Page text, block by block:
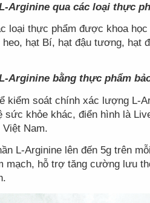
Arginine qua các loại thực
loại thực phẩm được khoa
hạt Bí, hạt đậu tương, hạt
Arginine bằng thực phẩm
kiểm soát chính xác lượng L-
sức khỏe khác, điển hình là
Việt Nam.
L-Arginine lên đến 5g trên
mạch, hỗ trợ tăng cường lưu